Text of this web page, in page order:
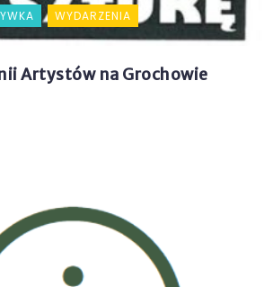
WYDARZENIA
Artystów na Grochowie